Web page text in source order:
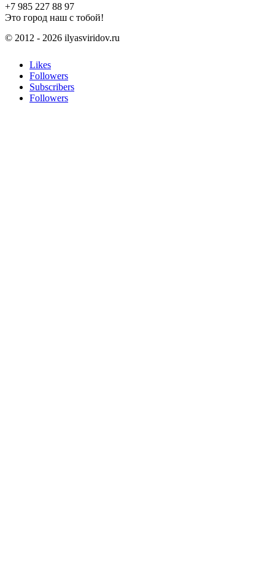
+7 985 227 88 97
Это город наш с тобой!
© 2012 - 2026 ilyasviridov.ru
Likes
Followers
Subscribers
Followers